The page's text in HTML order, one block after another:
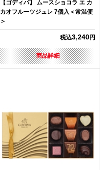
【ゴディバ】 ムースショコラ エ カ
カオフルーツジュレ 7個入＜常温便
＞
税込3,240円
商品詳細